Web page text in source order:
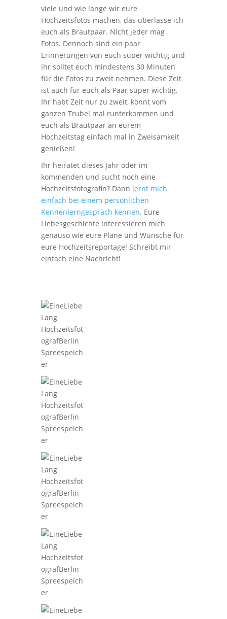
viele und wie lange wir eure
Hochzeitsfotos machen, das überlasse ich
euch als Brautpaar. Nicht jeder mag
Fotos. Dennoch sind ein paar
Erinnerungen von euch super wichtig und
ihr solltet euch mindestens 30 Minuten
für die Fotos zu zweit nehmen. Diese Zeit
ist auch für euch als Paar super wichtig.
Ihr habt Zeit nur zu zweit, könnt vom
ganzen Trubel mal runterkommen und
euch als Brautpaar an eurem
Hochzeitstag einfach mal in Zweisamkeit
genießen!
Ihr heiratet dieses Jahr oder im
kommenden und sucht noch eine
Hochzeitsfotografin? Dann lernt mich
einfach bei einem persönlichen
Kennenlerngespräch kennen. Eure
Liebesgeschichte interessieren mich
genauso wie eure Pläne und Wünsche für
eure Hochzeitsreportage! Schreibt mir
einfach eine Nachricht!